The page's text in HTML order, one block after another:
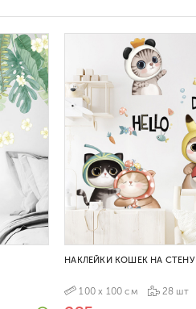
НАКЛЕЙКИ КОШЕК НА СТЕНУ
100 х 100 см 28 шт